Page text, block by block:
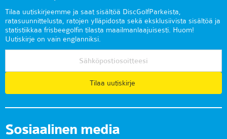
Tilaa uutiskirjeemme ja saat sisältöä DiscGolfParkeista,
ratasuunnittelusta, ratojen ylläpidosta sekä eksklusiivista sisältöä ja
statistiikkaa frisbeegolfin tilasta maailmanlaajuisesti. Huom!
Uutiskirje on vain englanniksi.
Tilaa uutiskirje
Sosiaalinen media